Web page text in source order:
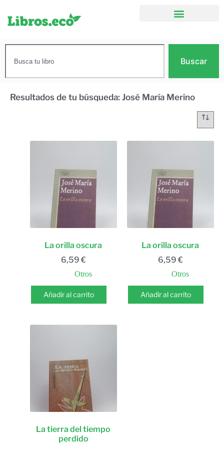
Buscar
Resultados de tu búsqueda: José María Merino
La orilla oscura
6,59 €
Otros
Añadir al carrito
La orilla oscura
6,59 €
Otros
Añadir al carrito
La tierra del tiempo
perdido